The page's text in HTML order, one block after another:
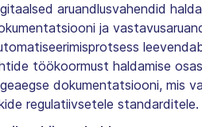
aruandlusvahendid
ja
töökoormust haldamise
dokumentatsiooni, mis
regulatiivsetele standarditele.